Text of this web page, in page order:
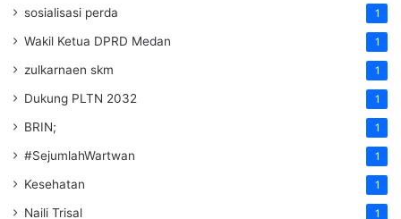
sosialisasi perda 1
Wakil Ketua DPRD Medan 1
zulkarnaen skm 1
Dukung PLTN 2032 1
BRIN; 1
#SejumlahWartwan 1
Kesehatan 1
Naili Trisal 1